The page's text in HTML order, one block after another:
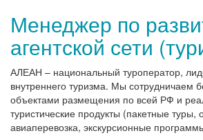
Менеджер по
агентской сети
АЛЕАН – национальный туроператор,
внутреннего туризма. Мы сотрудничаем
объектами размещения по всей РФ и
туристические продукты (пакетные туры,
авиаперевозка, экскурсионные